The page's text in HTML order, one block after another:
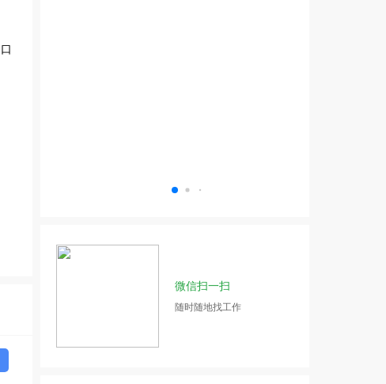
微信扫一扫
随时随地找工作